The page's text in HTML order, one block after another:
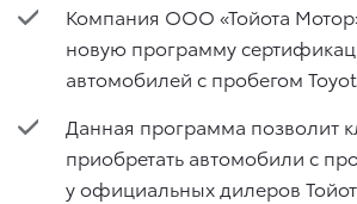
Компания ООО «Тойота
новую программу
автомобилей с пробегом
Данная программа позволит
приобретать автомобили с
у официальных дилеров